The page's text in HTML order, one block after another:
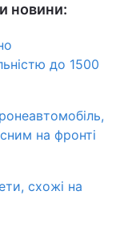
новини:
до 1500
на фронті
схожі на